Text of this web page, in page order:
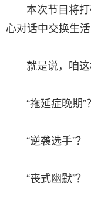
本次节目将打
心对话中交换生活
就是说，咱这
“拖延症晚期”？
“逆袭选手”？
“丧式幽默”？